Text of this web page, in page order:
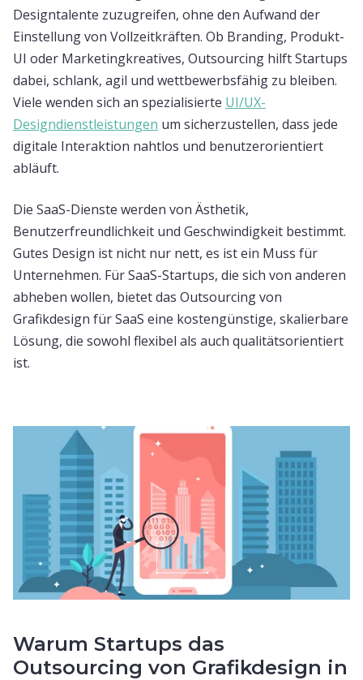
Designtalente zuzugreifen, ohne den Aufwand der
Einstellung von Vollzeitkräften. Ob Branding, Produkt-
UI oder Marketingkreatives, Outsourcing hilft Startups
dabei, schlank, agil und wettbewerbsfähig zu bleiben.
Viele wenden sich an spezialisierte UI/UX-
Designdienstleistungen um sicherzustellen, dass jede
digitale Interaktion nahtlos und benutzerorientiert
abläuft.
Die SaaS-Dienste werden von Ästhetik,
Benutzerfreundlichkeit und Geschwindigkeit bestimmt.
Gutes Design ist nicht nur nett, es ist ein Muss für
Unternehmen. Für SaaS-Startups, die sich von anderen
abheben wollen, bietet das Outsourcing von
Grafikdesign für SaaS eine kostengünstige, skalierbare
Lösung, die sowohl flexibel als auch qualitätsorientiert
ist.
Warum Startups das
Outsourcing von Grafikdesign in